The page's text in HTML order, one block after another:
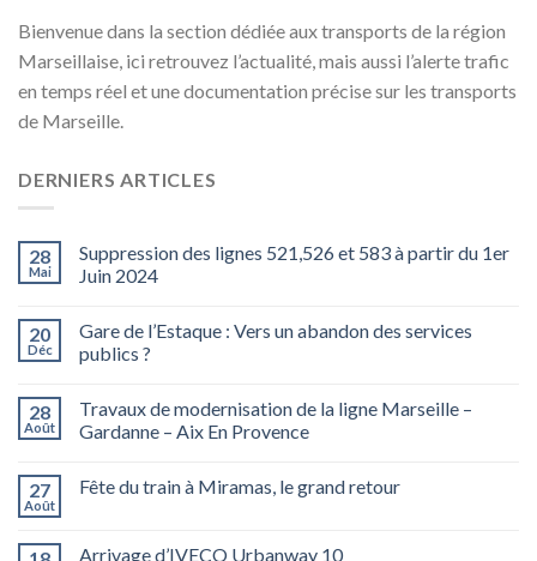
Bienvenue dans la section dédiée aux transports de la région
Marseillaise, ici retrouvez l’actualité, mais aussi l’alerte trafic
en temps réel et une documentation précise sur les transports
de Marseille.
DERNIERS ARTICLES
28
Mai
Suppression des lignes 521,526 et 583 à partir du 1er
Juin 2024
20
Déc
Gare de l’Estaque : Vers un abandon des services
publics ?
28
Août
Travaux de modernisation de la ligne Marseille –
Gardanne – Aix En Provence
27
Août
Fête du train à Miramas, le grand retour
Arrivage d’IVECO Urbanway 10